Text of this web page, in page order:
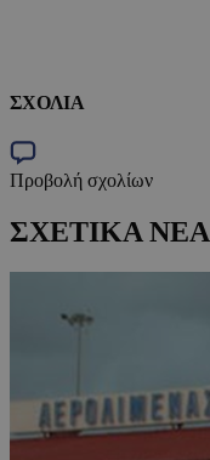
ΣΧΟΛΙΑ
Προβολή σχολίων
ΣΧΕΤΙΚΑ ΝΕΑ